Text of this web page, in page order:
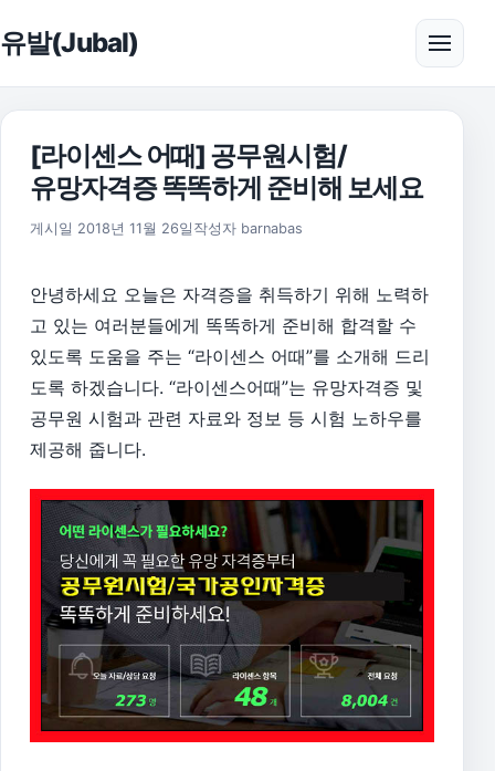
유발(Jubal) 메뉴
[라이센스 어때] 공무원시험/
유망자격증 똑똑하게 준비해 보세요
게시일 2018년 11월 26일 2019년 1월 4일
작성자 barnabas
안녕하세요 오늘은 자격증을 취득하기 위해 노력하
고 있는 여러분들에게 똑똑하게 준비해 합격할 수
있도록 도움을 주는 “라이센스 어때”를 소개해 드리
도록 하겠습니다. “라이센스어때”는 유망자격증 및
공무원 시험과 관련 자료와 정보 등 시험 노하우를
제공해 줍니다.